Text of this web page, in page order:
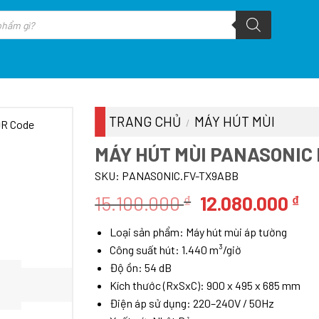
TRANG CHỦ / MÁY HÚT MÙI
MÁY HÚT MÙI
SKU: PANASONIC.FV-TX9ABB
15.100.000₫ Giá
là:
15.100.000 ₫.
12.080.000 ₫Giá
Loại sản phẩm: Máy hút mùi áp tường
Công suất hút: 1.440 m³/giờ
Độ ồn: 54 dB
Kích thước (RxSxC): 900 x 495 x 685 mm
Điện áp sử dụng: 220–240V / 50Hz